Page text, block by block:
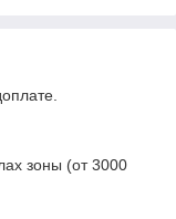
зоны (от 3000